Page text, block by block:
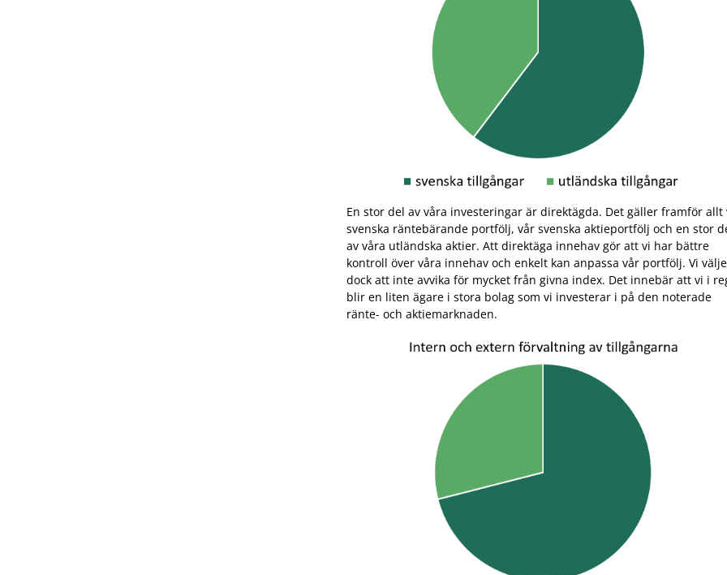
En stor del av våra investeringar är direktägda. Det gäller framför allt
svenska räntebärande portfölj, vår svenska aktieportfölj och en stor
av våra utländska aktier. Att direktäga innehav gör att vi har bättre
kontroll över våra innehav och enkelt kan anpassa vår portfölj. Vi
dock att inte avvika för mycket från givna index. Det innebär att vi i
blir en liten ägare i stora bolag som vi investerar i på den noterade
ränte- och aktiemarknaden.